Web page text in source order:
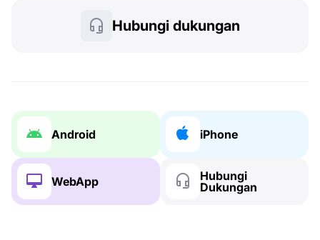
Hubungi dukungan
Android iPhone
WebApp
Hubungi
Dukungan